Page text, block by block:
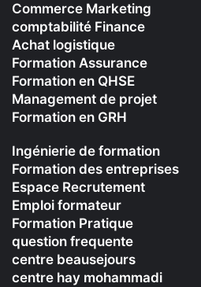
Commerce Marketing
comptabilité Finance
Achat logistique
Formation Assurance
Formation en QHSE
Management de projet
Formation en GRH
Ingénierie de formation
Formation des entreprises
Espace Recrutement
Emploi formateur
Formation Pratique
question frequente
centre beausejours
centre hay mohammadi